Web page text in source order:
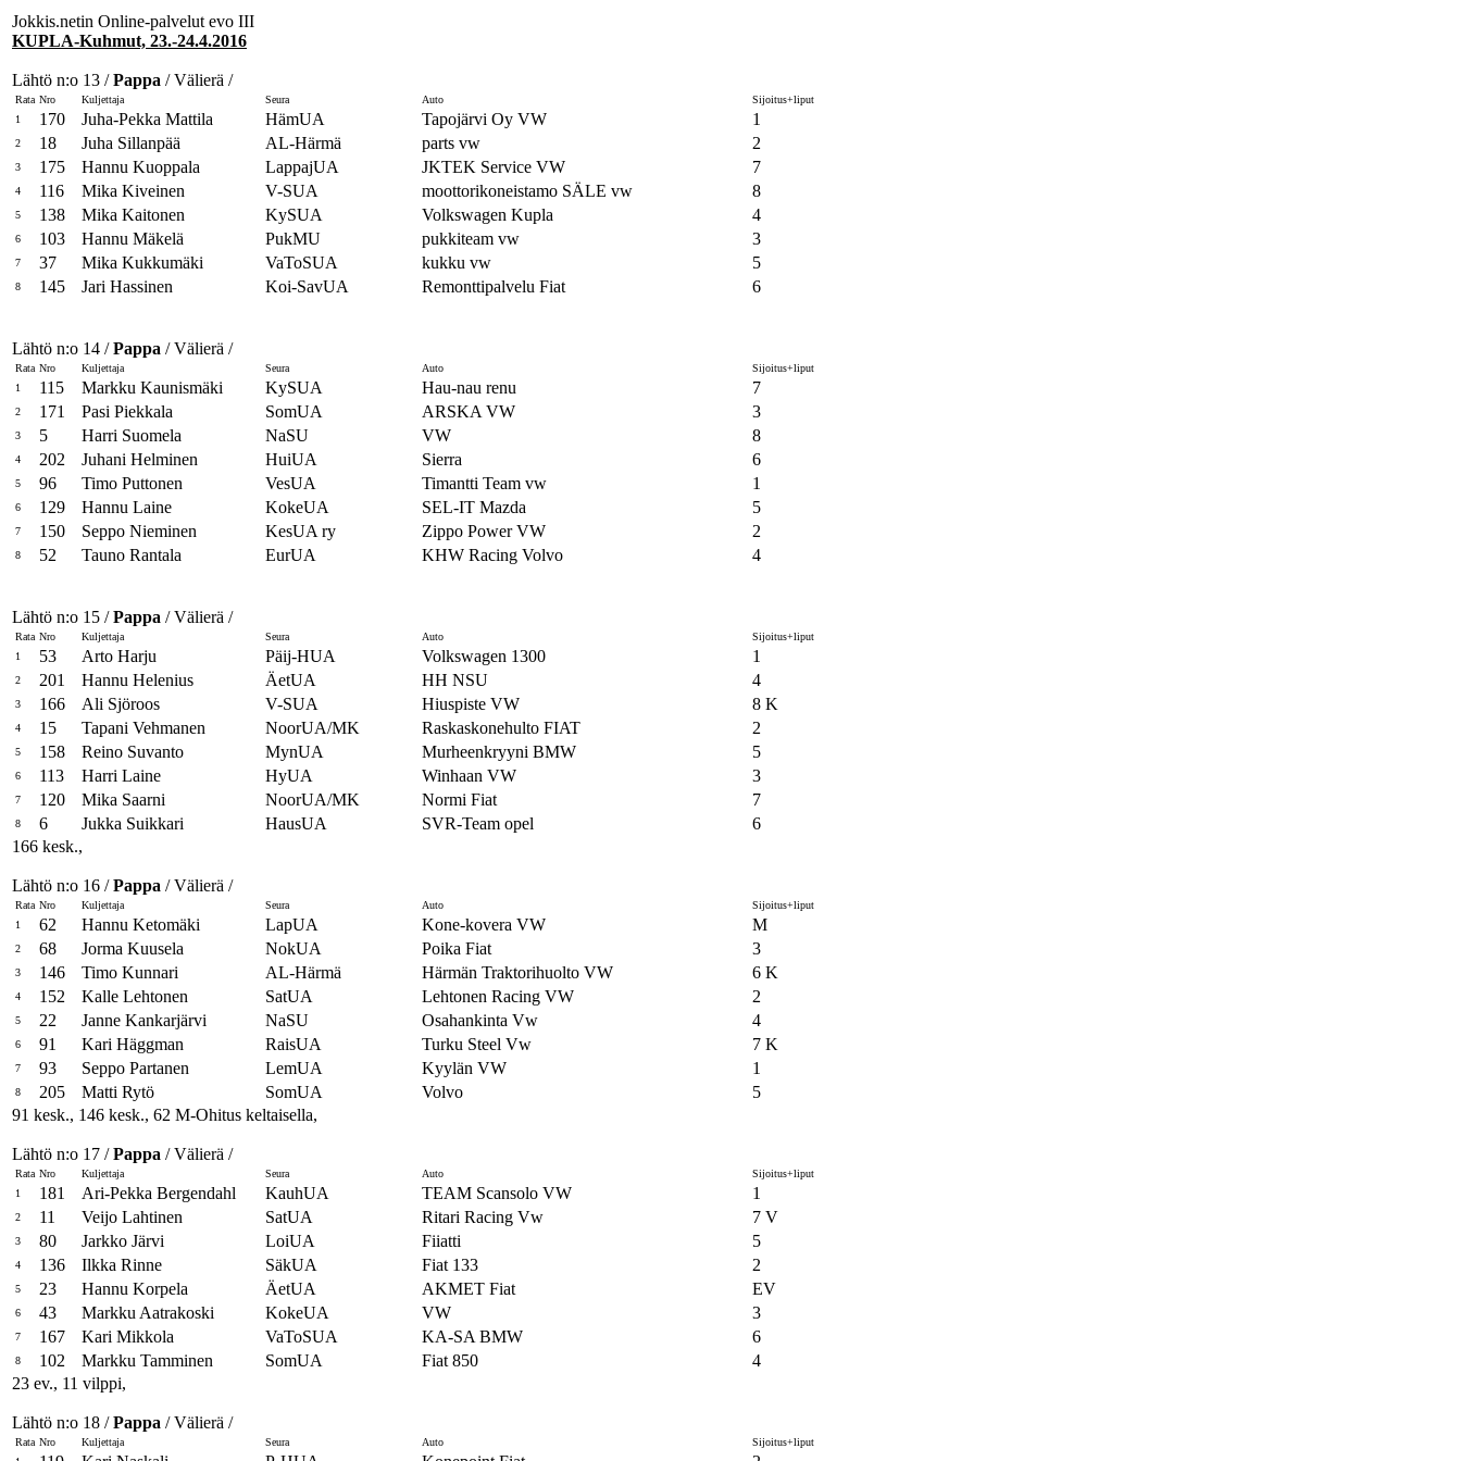
Jokkis.netin Online-palvelut evo III
KUPLA-Kuhmut, 23.-24.4.2016
Lähtö n:o 13 /Pappa / Välierä /
Rata Nro Kuljettaja Seura Auto
Sijoitus+liput
1
170 Juha-Pekka Mattila HämUA Tapojärvi Oy VW 1
2 18 Juha Sillanpää AL-Härmä parts vw 2
3 175 Hannu Kuoppala LappajUA JKTEK Service VW 7
4 116 Mika Kiveinen V-SUA moottorikoneistamo SÄLE vw 8
5 138 Mika Kaitonen KySUA Volkswagen Kupla 4
6 103 Hannu Mäkelä PukMU pukkiteam vw 3
7 37 Mika Kukkumäki VaToSUA kukku vw 5
8 145 Jari Hassinen Koi-SavUA Remonttipalvelu Fiat 6
Lähtö n:o 14 /Pappa / Välierä /
Rata Nro Kuljettaja Seura Auto
Sijoitus+liput
1
115 Markku Kaunismäki KySUA Hau-nau renu 7
2 171 Pasi Piekkala SomUA ARSKA VW 3
3 5 Harri Suomela NaSU VW 8
4 202 Juhani Helminen HuiUA Sierra 6
5 96 Timo Puttonen VesUA Timantti Team vw 1
6 129 Hannu Laine KokeUA SEL-IT Mazda 5
7 150 Seppo Nieminen KesUA ry Zippo Power VW 2
8 52 Tauno Rantala EurUA KHW Racing Volvo 4
Lähtö n:o 15 /Pappa / Välierä /
Rata Nro Kuljettaja Seura Auto
Sijoitus+liput
1
53 Arto Harju Päij-HUA Volkswagen 1300 1
2 201 Hannu Helenius ÄetUA HH NSU 4
3 166 Ali Sjöroos V-SUA Hiuspiste VW 8 K
4 15 Tapani Vehmanen NoorUA/MK Raskaskonehulto FIAT 2
5 158 Reino Suvanto MynUA Murheenkryyni BMW 5
6 113 Harri Laine HyUA Winhaan VW 3
7 120 Mika Saarni NoorUA/MK Normi Fiat 7
8 6 Jukka Suikkari HausUA SVR-Team opel
6
166 kesk.,
Lähtö n:o 16 /Pappa / Välierä /
Rata Nro Kuljettaja Seura Auto
Sijoitus+liput
1
62 Hannu Ketomäki LapUA Kone-kovera VW M
2 68 Jorma Kuusela NokUA Poika Fiat 3
3 146 Timo Kunnari AL-Härmä Härmän Traktorihuolto VW 6 K
4 152 Kalle Lehtonen SatUA Lehtonen Racing VW 2
5 22 Janne Kankarjärvi NaSU Osahankinta Vw 4
6 91 Kari Häggman RaisUA Turku Steel Vw 7 K
7 93 Seppo Partanen LemUA Kyylän VW 1
8 205 Matti Rytö SomUA Volvo
5
91 kesk., 146 kesk., 62 M-Ohitus keltaisella,
Lähtö n:o 17 /Pappa / Välierä /
Rata Nro Kuljettaja Seura Auto
Sijoitus+liput
1
181 Ari-Pekka Bergendahl KauhUA TEAM Scansolo VW 1
2 11 Veijo Lahtinen SatUA Ritari Racing Vw 7 V
3 80 Jarkko Järvi LoiUA Fiiatti 5
4 136 Ilkka Rinne SäkUA Fiat 133 2
5 23 Hannu Korpela ÄetUA AKMET Fiat EV
6 43 Markku Aatrakoski KokeUA VW 3
7 167 Kari Mikkola VaToSUA KA-SA BMW 6
8 102 Markku Tamminen SomUA Fiat 850
4
23 ev., 11 vilppi,
Lähtö n:o 18 /Pappa / Välierä /
Rata Nro Kuljettaja Seura Auto
Sijoitus+liput